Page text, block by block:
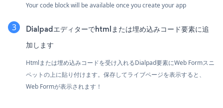
Your code block will be available once you create your app
Dialpadエディターでhtmlまたは埋め込みコード要素に追
加します
Htmlまたは埋め込みコードを受け入れるDialpad要素にWeb Formスニ
ペットの上に貼り付けます。保存してライブページを表示すると、
Web Formが表示されます！